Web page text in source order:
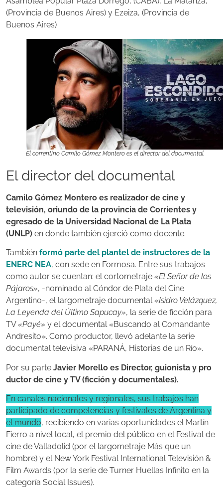
(Provincia de Buenos Aires) y Ezeiza, (Provincia de
Buenos Aires)
El correntino Camilo Gómez Montero es el director del documental.
El director del documental
Camilo Gómez Montero es realizador de cine y
televisión, oriundo de la provincia de Corrientes y
egresado de la Universidad Nacional de La Plata
(UNLP) en donde también ejerció como docente.
También formó parte del plantel de instructores de la
ENERC NEA, con sede en Formosa. Entre sus trabajos
como autor se cuentan: el cortometraje «El Señor de los
Pájaros», -nominado al Cóndor de Plata del Cine
Argentino-, el largometraje documental «Isidro Velázquez,
La Leyenda del Último Sapucay», la serie de ficción para
TV«Payé» y el documental «Buscando al Comandante
Andresito». Como productor, llevó adelante la serie
documental televisiva «PARANÁ, Historias de un Río».
Por su parte Javier Morello es Director, guionista y pro
ductor de cine y TV (ficción y documentales).
En canales nacionales y regionales, sus trabajos han
participado de competencias y festivales de Argentina y
el mundo, recibiendo en varias oportunidades el Martín
Fierro a nivel local, el premio del público en el Festival de
cine de Valladolid (por el largometraje Más que un
hombre) y el New York Festival International Televisión &
Film Awards (por la serie de Turner Huellas Infinito en la
categoría Social Issues).